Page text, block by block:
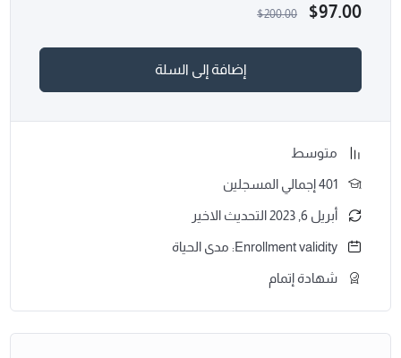
$97.00
$200.00
إضافة إلى السلة
متوسط
401 إجمالي المسجلين
أبريل 6, 2023 التحديث الاخير
Enrollment validity: مدى الحياة
شهادة إتمام